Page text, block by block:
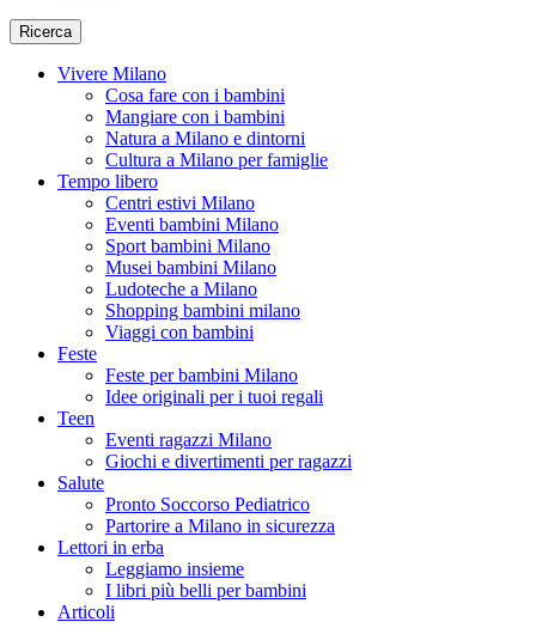
Ricerca
Vivere Milano
Cosa fare con i bambini
Mangiare con i bambini
Natura a Milano e dintorni
Cultura a Milano per famiglie
Tempo libero
Centri estivi Milano
Eventi bambini Milano
Sport bambini Milano
Musei bambini Milano
Ludoteche a Milano
Shopping bambini milano
Viaggi con bambini
Feste
Feste per bambini Milano
Idee originali per i tuoi regali
Teen
Eventi ragazzi Milano
Giochi e divertimenti per ragazzi
Salute
Pronto Soccorso Pediatrico
Partorire a Milano in sicurezza
Lettori in erba
Leggiamo insieme
I libri più belli per bambini
Articoli